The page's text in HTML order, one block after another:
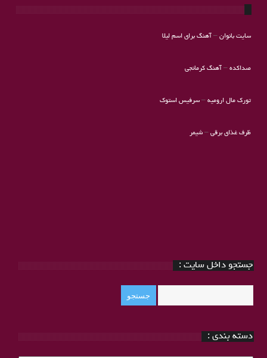
سایت بانوان– آهنگ برای اسم لیلا
صداکده– آهنگ کرمانجی
تورک مال ارومیه–سرفیس استوک
ظرف غذای برقی– شیمر
جستجو داخل سایت :
دسته بندی :